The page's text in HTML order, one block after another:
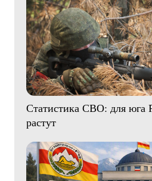
Статистика СВО: для юга
растут